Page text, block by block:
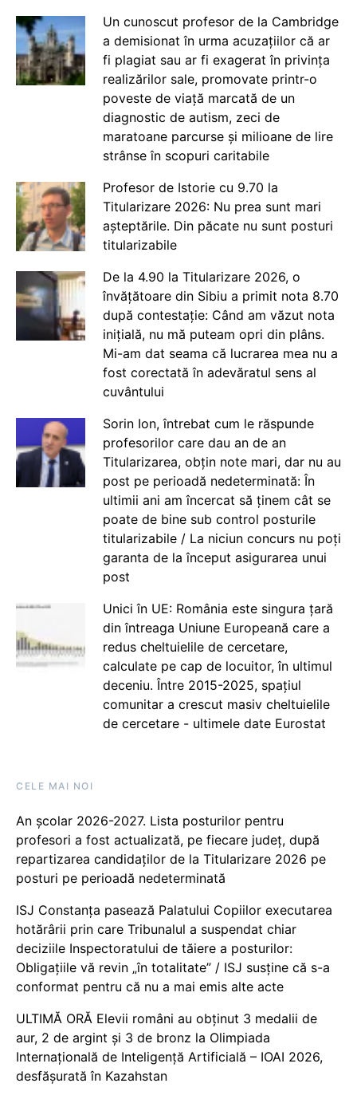
Un cunoscut profesor de la Cambridge
a demisionat în urma acuzațiilor că ar
fi plagiat sau ar fi exagerat în privința
realizărilor sale, promovate printr-o
poveste de viață marcată de un
diagnostic de autism, zeci de
maratoane parcurse și milioane de lire
strânse în scopuri caritabile
Profesor de Istorie cu 9.70 la
Titularizare 2026: Nu prea sunt mari
așteptările. Din păcate nu sunt posturi
titularizabile
De la 4.90 la Titularizare 2026, o
învățătoare din Sibiu a primit nota 8.70
după contestație: Când am văzut nota
inițială, nu mă puteam opri din plâns.
Mi-am dat seama că lucrarea mea nu a
fost corectată în adevăratul sens al
cuvântului
Sorin Ion, întrebat cum le răspunde
profesorilor care dau an de an
Titularizarea, obțin note mari, dar nu au
post pe perioadă nedeterminată: În
ultimii ani am încercat să ținem cât se
poate de bine sub control posturile
titularizabile / La niciun concurs nu poți
garanta de la început asigurarea unui
post
Unici în UE: România este singura țară
din întreaga Uniune Europeană care a
redus cheltuielile de cercetare,
calculate pe cap de locuitor, în ultimul
deceniu. Între 2015-2025, spațiul
comunitar a crescut masiv cheltuielile
de cercetare - ultimele date Eurostat
CELE MAI NOI
An școlar 2026-2027. Lista posturilor pentru
profesori a fost actualizată, pe fiecare județ, după
repartizarea candidaților de la Titularizare 2026 pe
posturi pe perioadă nedeterminată
ISJ Constanța pasează Palatului Copiilor executarea
hotărârii prin care Tribunalul a suspendat chiar
deciziile Inspectoratului de tăiere a posturilor:
Obligațiile vă revin „în totalitate” / ISJ susține că s-a
conformat pentru că nu a mai emis alte acte
ULTIMĂ ORĂ Elevii români au obținut 3 medalii de
aur, 2 de argint și 3 de bronz la Olimpiada
Internațională de Inteligență Artificială – IOAI 2026,
desfășurată în Kazahstan